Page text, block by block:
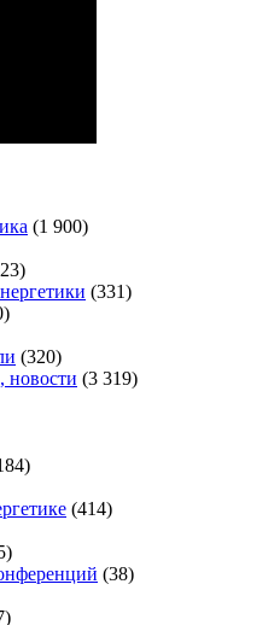
(1 900)
(331)
(320)
новости (3 319)
(414)
(38)